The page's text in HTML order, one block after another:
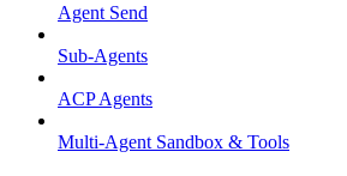
Agent Send
Sub-Agents
ACP Agents
Multi-Agent Sandbox & Tools